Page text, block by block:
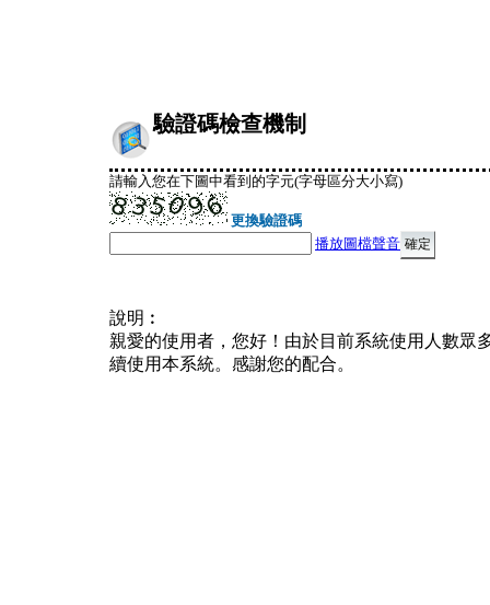
驗證碼檢查機制
請輸入您在下圖中看到的字元(字母區分大小寫)
更換驗證碼
播放圖檔聲音
說明︰
親愛的使用者，您好！由於目前系統使用人數眾
續使用本系統。感謝您的配合。